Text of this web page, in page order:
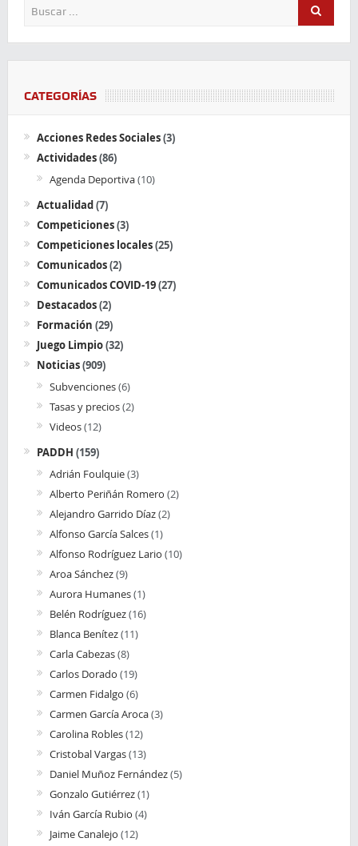
CATEGORÍAS
Acciones Redes Sociales(3)
Actividades(86)
Agenda Deportiva(10)
Actualidad(7)
Competiciones(3)
Competiciones locales(25)
Comunicados(2)
Comunicados COVID-19(27)
Destacados(2)
Formación (29)
Juego Limpio(32)
Noticias(909)
Subvenciones(6)
Tasas y precios(2)
Videos(12)
PADDH (159)
Adrián Foulquie(3)
Alberto Periñán Romero (2)
Alejandro Garrido Díaz(2)
Alfonso García Salces(1)
Alfonso Rodríguez Lario (10)
Aroa Sánchez(9)
Aurora Humanes(1)
Belén Rodríguez(16)
Blanca Benítez(11)
Carla Cabezas(8)
Carlos Dorado (19)
Carmen Fidalgo (6)
Carmen García Aroca(3)
Carolina Robles(12)
Cristobal Vargas(13)
Daniel Muñoz Fernández(5)
Gonzalo Gutiérrez(1)
Iván García Rubio (4)
Jaime Canalejo (12)